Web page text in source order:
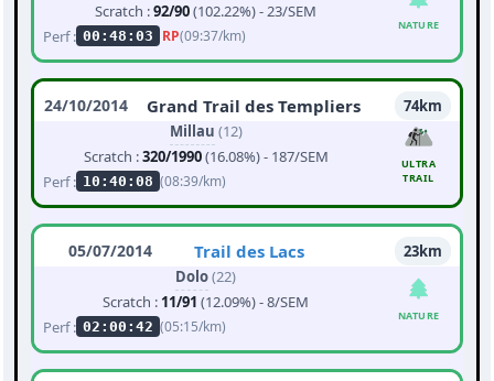
Scratch :92/90(102.22%) - 23/SEM
Perf : 00:48:03 RP(09:37/km)
NATURE
24/10/2014 Grand Trail des Templiers
74km
Millau (12)
Scratch :320/1990(16.08%) - 187/SEM
Perf : 10:40:08 (08:39/km)
ULTRA
TRAIL
05/07/2014 Trail des Lacs
23km
Dolo(22)
Scratch : 11/91 (12.09%) - 8/SEM
Perf : 02:00:42 (05:15/km)
NATURE